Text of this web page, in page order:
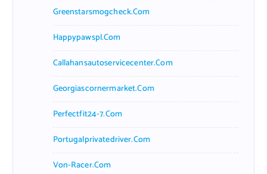
Greenstarsmogcheck.com
Happypawspl.com
Callahansautoservicecenter.com
Georgiascornermarket.com
Perfectfit24-7.com
Portugalprivatedriver.com
Von-Racer.com